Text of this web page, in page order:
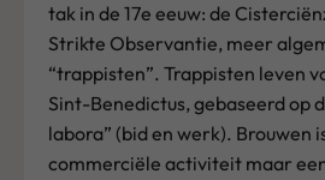
tak in de 17e eeuw: de
Strikte Observantie, meer
“trappisten”. Trappisten leven
Sint-Benedictus, gebaseerd op
labora” (bid en werk). Brouwen
commerciële activiteit maar